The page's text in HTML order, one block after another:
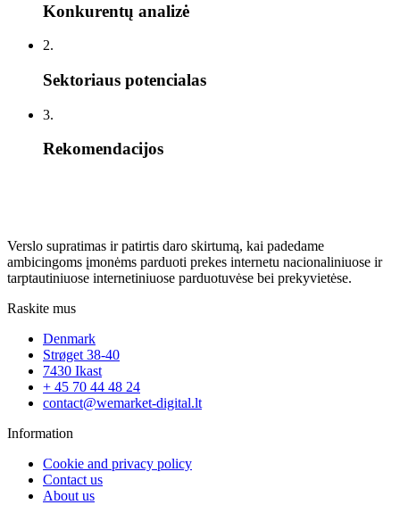
Konkurentų analizė
2.
Sektoriaus potencialas
3.
Rekomendacijos
Verslo supratimas ir patirtis daro skirtumą, kai padedame
ambicingoms įmonėms parduoti prekes internetu nacionaliniuose ir
tarptautiniuose internetiniuose parduotuvėse bei prekyvietėse.
Raskite mus
Denmark
Strøget 38-40
7430 Ikast
+ 45 70 44 48 24
contact@wemarket-digital.lt
Information
Cookie and privacy policy
Contact us
About us